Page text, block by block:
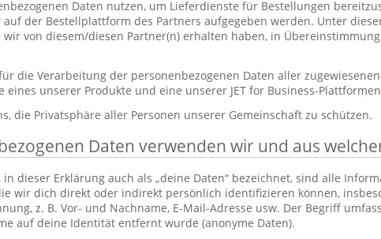
Daten nutzen, um Lieferdienste für Bestellungen
der Bestellplattform des Partners aufgegeben werden. Unter
von diesem/diesen Partner(n) erhalten haben, in
die Verarbeitung der personenbezogenen Daten aller
eines unserer Produkte und eine unserer JET for Business-
die Privatsphäre aller Personen unserer Gemeinschaft zu schützen.
Daten verwenden wir und aus
in dieser Erklärung auch als „deine Daten“ bezeichnet, sind alle
wir dich direkt oder indirekt persönlich identifizieren können,
z. B. Vor- und Nachname, E-Mail-Adresse usw. Der Begriff
auf deine Identität entfernt wurde (anonyme Daten).